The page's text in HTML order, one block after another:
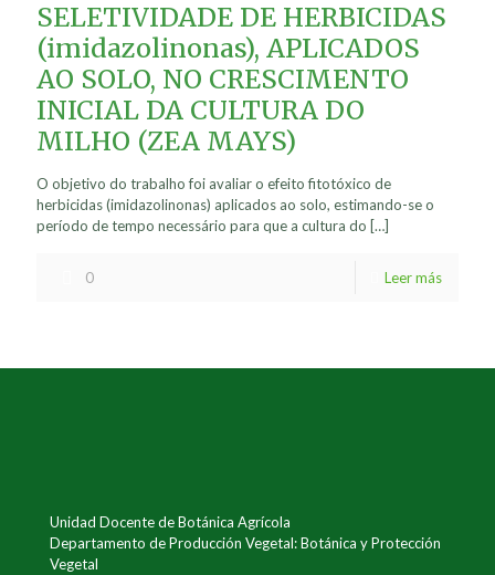
SELETIVIDADE DE HERBICIDAS
(imidazolinonas), APLICADOS
AO SOLO, NO CRESCIMENTO
INICIAL DA CULTURA DO
MILHO (ZEA MAYS)
O objetivo do trabalho foi avaliar o efeito fitotóxico de
herbicidas (imidazolinonas) aplicados ao solo, estimando-se o
período de tempo necessário para que a cultura do […]
0 Leer más
Unidad Docente de Botánica Agrícola
Departamento de Producción Vegetal: Botánica y Protección
Vegetal